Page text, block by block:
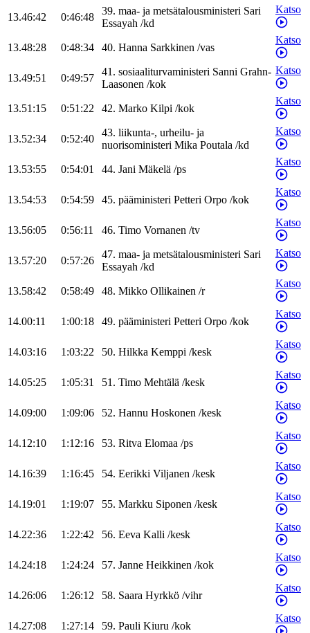
13.46:42 0:46:48
39. maa- ja metsätalousministeri Sari
Essayah /kd
Katso
13.48:28 0:48:34 40. Hanna Sarkkinen /vas
Katso
13.49:51 0:49:57
41. sosiaaliturvaministeri Sanni Grahn-
Laasonen /kok
Katso
13.51:15 0:51:22 42. Marko Kilpi /kok
Katso
13.52:34 0:52:40
43. liikunta-, urheilu- ja
nuorisoministeri Mika Poutala /kd
Katso
13.53:55 0:54:01 44. Jani Mäkelä /ps
Katso
13.54:53 0:54:59 45. pääministeri Petteri Orpo /kok
Katso
13.56:05 0:56:11 46. Timo Vornanen /tv
Katso
13.57:20 0:57:26
47. maa- ja metsätalousministeri Sari
Essayah /kd
Katso
13.58:42 0:58:49 48. Mikko Ollikainen /r
Katso
14.00:11 1:00:18 49. pääministeri Petteri Orpo /kok
Katso
14.03:16 1:03:22 50. Hilkka Kemppi /kesk
Katso
14.05:25 1:05:31 51. Timo Mehtälä /kesk
Katso
14.09:00 1:09:06 52. Hannu Hoskonen /kesk
Katso
14.12:10 1:12:16 53. Ritva Elomaa /ps
Katso
14.16:39 1:16:45 54. Eerikki Viljanen /kesk
Katso
14.19:01 1:19:07 55. Markku Siponen /kesk
Katso
14.22:36 1:22:42 56. Eeva Kalli /kesk
Katso
14.24:18 1:24:24 57. Janne Heikkinen /kok
Katso
14.26:06 1:26:12 58. Saara Hyrkkö /vihr
Katso
14.27:08 1:27:14 59. Pauli Kiuru /kok
Katso